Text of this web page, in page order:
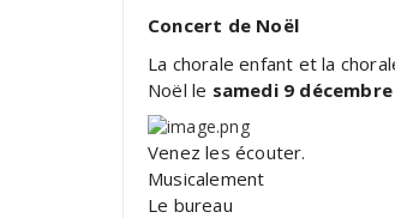
Concert de Noël
La chorale enfant et la
Noël le samedi 9
Venez les écouter.
Musicalement
Le bureau